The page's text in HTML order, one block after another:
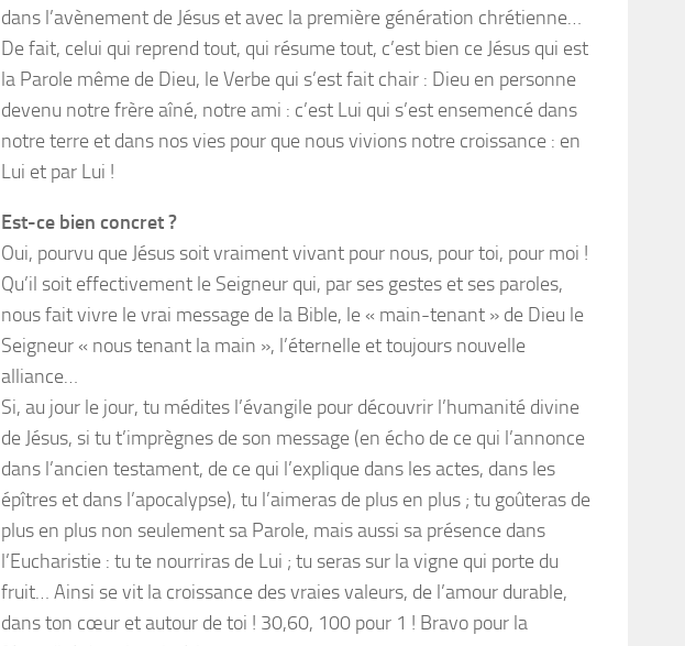
dans l’avènement de Jésus et avec la première génération chrétienne…
De fait, celui qui reprend tout, qui résume tout, c’est bien ce Jésus qui est
la Parole même de Dieu, le Verbe qui s’est fait chair : Dieu en personne
devenu notre frère aîné, notre ami : c’est Lui qui s’est ensemencé dans
notre terre et dans nos vies pour que nous vivions notre croissance : en
Lui et par Lui !
Est-ce bien concret ?
Oui, pourvu que Jésus soit vraiment vivant pour nous, pour toi, pour moi !
Qu’il soit effectivement le Seigneur qui, par ses gestes et ses paroles,
nous fait vivre le vrai message de la Bible, le « main-tenant » de Dieu le
Seigneur « nous tenant la main », l’éternelle et toujours nouvelle
alliance…
Si, au jour le jour, tu médites l’évangile pour découvrir l’humanité divine
de Jésus, si tu t’imprègnes de son message (en écho de ce qui l’annonce
dans l’ancien testament, de ce qui l’explique dans les actes, dans les
épîtres et dans l’apocalypse), tu l’aimeras de plus en plus ; tu goûteras de
plus en plus non seulement sa Parole, mais aussi sa présence dans
l’Eucharistie : tu te nourriras de Lui ; tu seras sur la vigne qui porte du
fruit… Ainsi se vit la croissance des vraies valeurs, de l’amour durable,
dans ton cœur et autour de toi ! 30,60, 100 pour 1 ! Bravo pour la